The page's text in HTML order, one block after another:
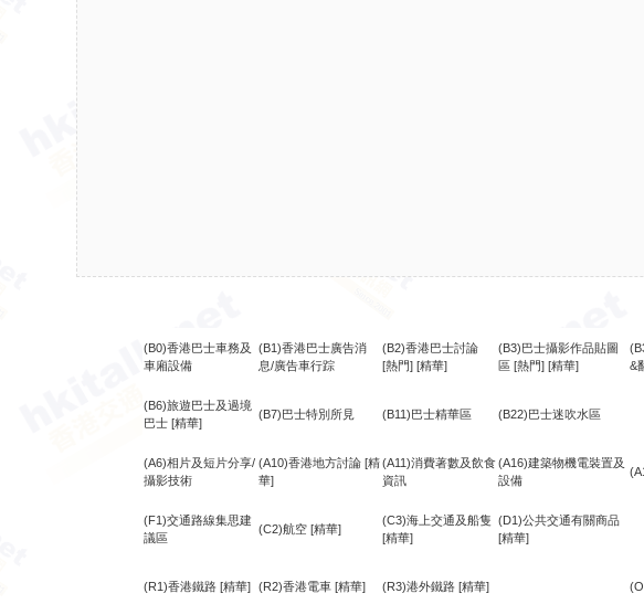
(B0)香港巴士車務及
車廂設備
(B1)香港巴士廣告消
息/廣告車行踪
(B2)香港巴士討論
[熱門] [精華]
(B3)巴士攝影作品貼圖
區 [熱門] [精華]
&
(B6)旅遊巴士及過境
巴士 [精華]
(B7)巴士特別所見 (B11)巴士精華區 (B22)巴士迷吹水區
(A6)相片及短片分享/
攝影技術
(A10)香港地方討論 [精
華]
(A11)消費著數及飲食
資訊
(A16)建築物機電裝置及
設備
(F1)交通路線集思建
議區
(C2)航空 [精華]
(C3)海上交通及船隻
[精華]
(D1)公共交通有關商品
[精華]
(R1)香港鐵路 [精華] (R2)香港電車 [精華] (R3)港外鐵路 [精華]